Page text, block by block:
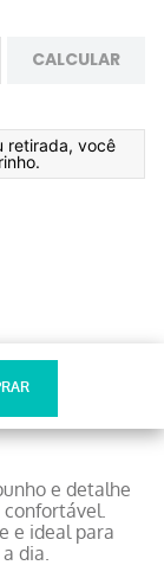
CALCULAR
retirada, você
e detalhe
confortável.
e ideal para
dia.